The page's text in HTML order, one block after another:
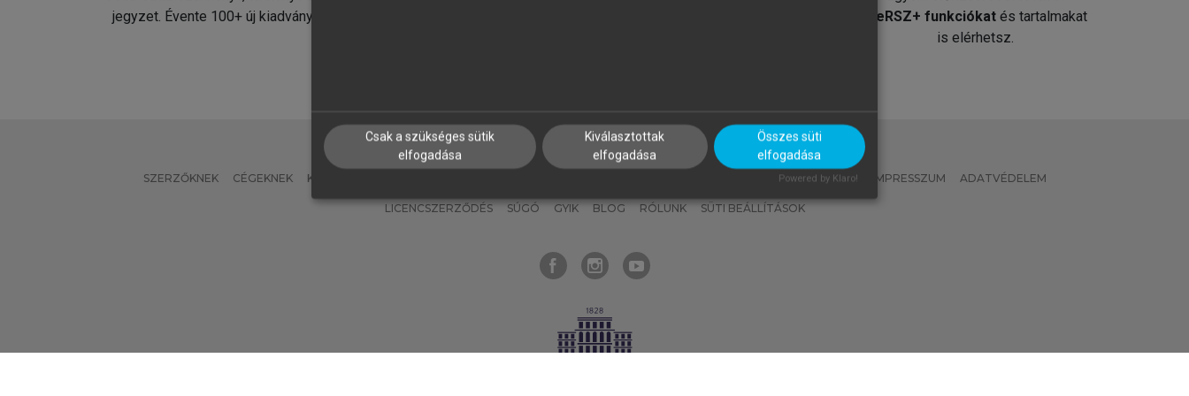
jegyzet. Évente 100+ új kiadvány.
MeRSZ+ funkciókat és tartalmakat
is elérhetsz.
SZERZŐKNEK CÉGEKNEK KÖNYVTÁROSOKNAK MI – ÁLTALÁNOS IRÁNYELVEK IMPRESSZUM ADATVÉDELEM
LICENCSZERZŐDÉS SÚGÓ GYIK BLOG RÓLUNK SÜTI BEÁLLÍTÁSOK
Csak a szükséges sütik
elfogadása
Kiválasztottak
elfogadása
Összes süti
elfogadása
Powered by Klaro!